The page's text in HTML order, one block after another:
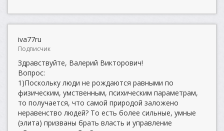
iva77ru
Подписчик
Здравствуйте, Валерий Викторович!
Вопрос:
1)Поскольку люди не рождаются равными по
физическим, умственным, психическим параметрам,
то получается, что самой природой заложено
неравенство людей? То есть более сильные, умные
(элита) призваны брать власть и управление